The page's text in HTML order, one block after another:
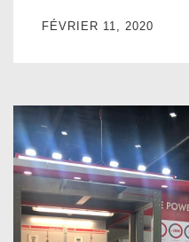
FÉVRIER 11, 2020